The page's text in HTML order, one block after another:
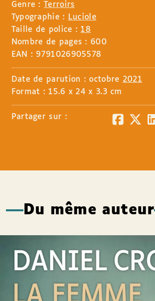
Genre :Terroirs
Typographie : Luciole
Taille de police : 18
Nombre de pages : 600
EAN : 9791026905578
Date de parution : octobre 2021
Format : 15.6 x 24 x 3.3 cm
Partager sur :
Du même auteur